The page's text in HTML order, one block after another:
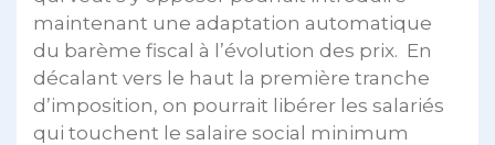
maintenant une adaptation automatique
du barème fiscal à l’évolution des prix. En
décalant vers le haut la première tranche
d’imposition, on pourrait libérer les salariés
qui touchent le salaire social minimum